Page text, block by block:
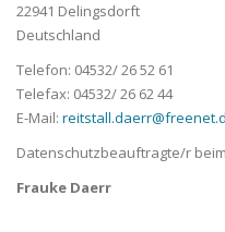
22941 Delingsdorft
Deutschland
Telefon: 04532/ 26 52 61
Telefax: 04532/ 26 62 44
E-Mail:
Datenschutzbeauftragte/r
Frauke Daerr